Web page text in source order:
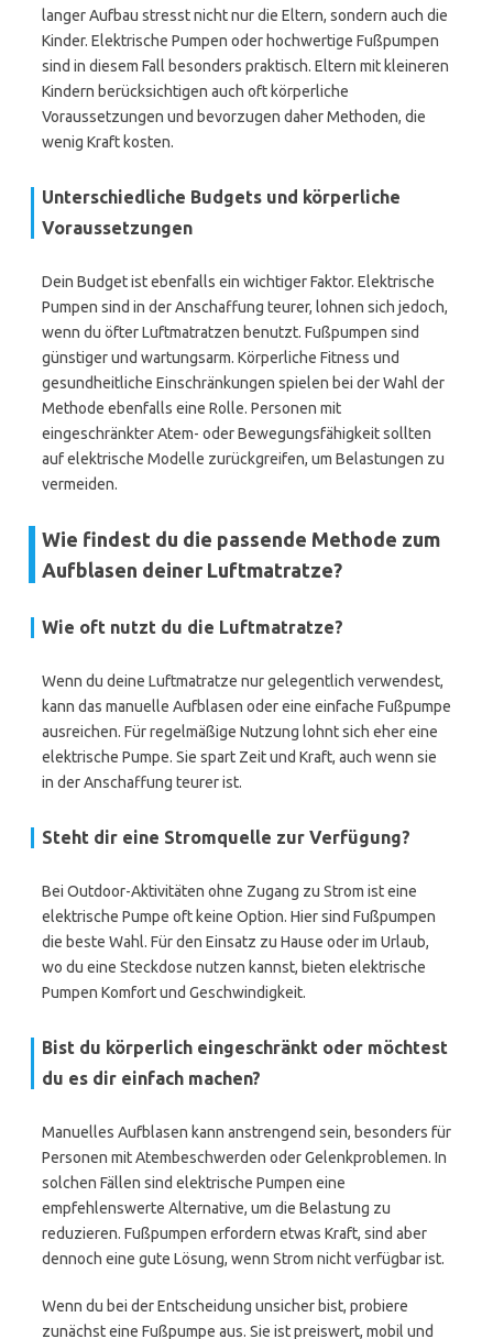
langer Aufbau stresst nicht nur die Eltern, sondern auch die
Kinder. Elektrische Pumpen oder hochwertige Fußpumpen
sind in diesem Fall besonders praktisch. Eltern mit kleineren
Kindern berücksichtigen auch oft körperliche
Voraussetzungen und bevorzugen daher Methoden, die
wenig Kraft kosten.
Unterschiedliche Budgets und körperliche
Voraussetzungen
Dein Budget ist ebenfalls ein wichtiger Faktor. Elektrische
Pumpen sind in der Anschaffung teurer, lohnen sich jedoch,
wenn du öfter Luftmatratzen benutzt. Fußpumpen sind
günstiger und wartungsarm. Körperliche Fitness und
gesundheitliche Einschränkungen spielen bei der Wahl der
Methode ebenfalls eine Rolle. Personen mit
eingeschränkter Atem- oder Bewegungsfähigkeit sollten
auf elektrische Modelle zurückgreifen, um Belastungen zu
vermeiden.
Wie findest du die passende Methode zum
Aufblasen deiner Luftmatratze?
Wie oft nutzt du die Luftmatratze?
Wenn du deine Luftmatratze nur gelegentlich verwendest,
kann das manuelle Aufblasen oder eine einfache Fußpumpe
ausreichen. Für regelmäßige Nutzung lohnt sich eher eine
elektrische Pumpe. Sie spart Zeit und Kraft, auch wenn sie
in der Anschaffung teurer ist.
Steht dir eine Stromquelle zur Verfügung?
Bei Outdoor-Aktivitäten ohne Zugang zu Strom ist eine
elektrische Pumpe oft keine Option. Hier sind Fußpumpen
die beste Wahl. Für den Einsatz zu Hause oder im Urlaub,
wo du eine Steckdose nutzen kannst, bieten elektrische
Pumpen Komfort und Geschwindigkeit.
Bist du körperlich eingeschränkt oder möchtest
du es dir einfach machen?
Manuelles Aufblasen kann anstrengend sein, besonders für
Personen mit Atembeschwerden oder Gelenkproblemen. In
solchen Fällen sind elektrische Pumpen eine
empfehlenswerte Alternative, um die Belastung zu
reduzieren. Fußpumpen erfordern etwas Kraft, sind aber
dennoch eine gute Lösung, wenn Strom nicht verfügbar ist.
Wenn du bei der Entscheidung unsicher bist, probiere
zunächst eine Fußpumpe aus. Sie ist preiswert, mobil und